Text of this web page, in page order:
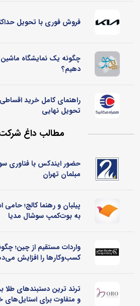
فروش فوری با تحویل حداکثر 20 روزه و قیمت
چگونه یک نمایشگاه
دهیم؟
راهنمای کامل خرید اقساطی
تحویل نهایی
مطالب داغ
حضور ایندکس با فناوری
مبلمان تهران
پیلبان و رهنما کالج؛ حامی
به بوت‌کمپ سوشال مدیا
واردات مستقیم از چین؛
کسب‌وکارها را افزایش
ترند ترین دستبندهای طلا
و متفاوت برای